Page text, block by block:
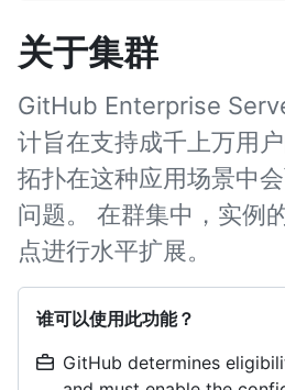
关于集群
GitHub Enterprise
计旨在支持成千上万用
拓扑在这种应用场景中
问题。 在群集中，实例
点进行水平扩展。
谁可以使用此功能？
GitHub determines